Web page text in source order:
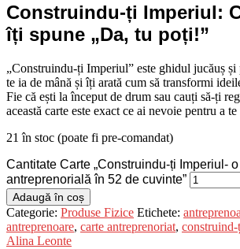
Construindu-ți Imperiul:
îți spune „Da, tu poți!”
„Construindu-ți Imperiul” este ghidul jucăuș
te ia de mână și îți arată cum să transformi
Fie că ești la început de drum sau cauți să-ți
această carte este exact ce ai nevoie pentru a
21 în stoc (poate fi pre-comandat)
Cantitate Carte „Construindu-ți Imperiul-
antreprenorială în 52 de cuvinte”
Adaugă în coș
Categorie: Produse Fizice Etichete:
antreprenoare, carte antreprenoriat,
Alina Leonte